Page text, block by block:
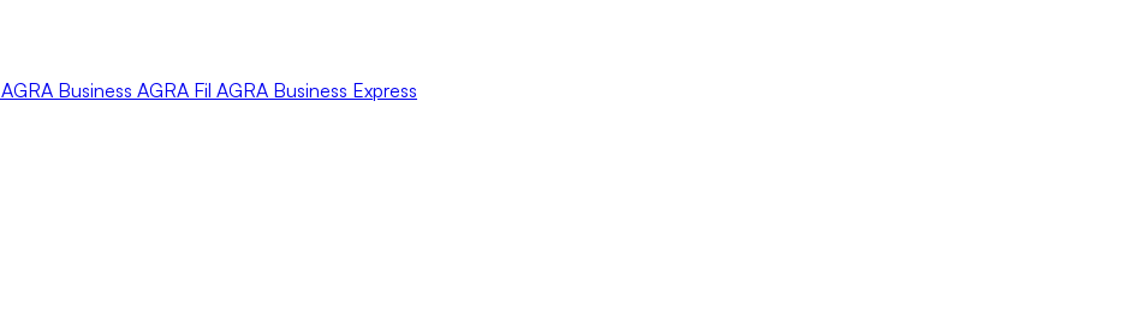
AGRA Business AGRA Fil AGRA Business Express